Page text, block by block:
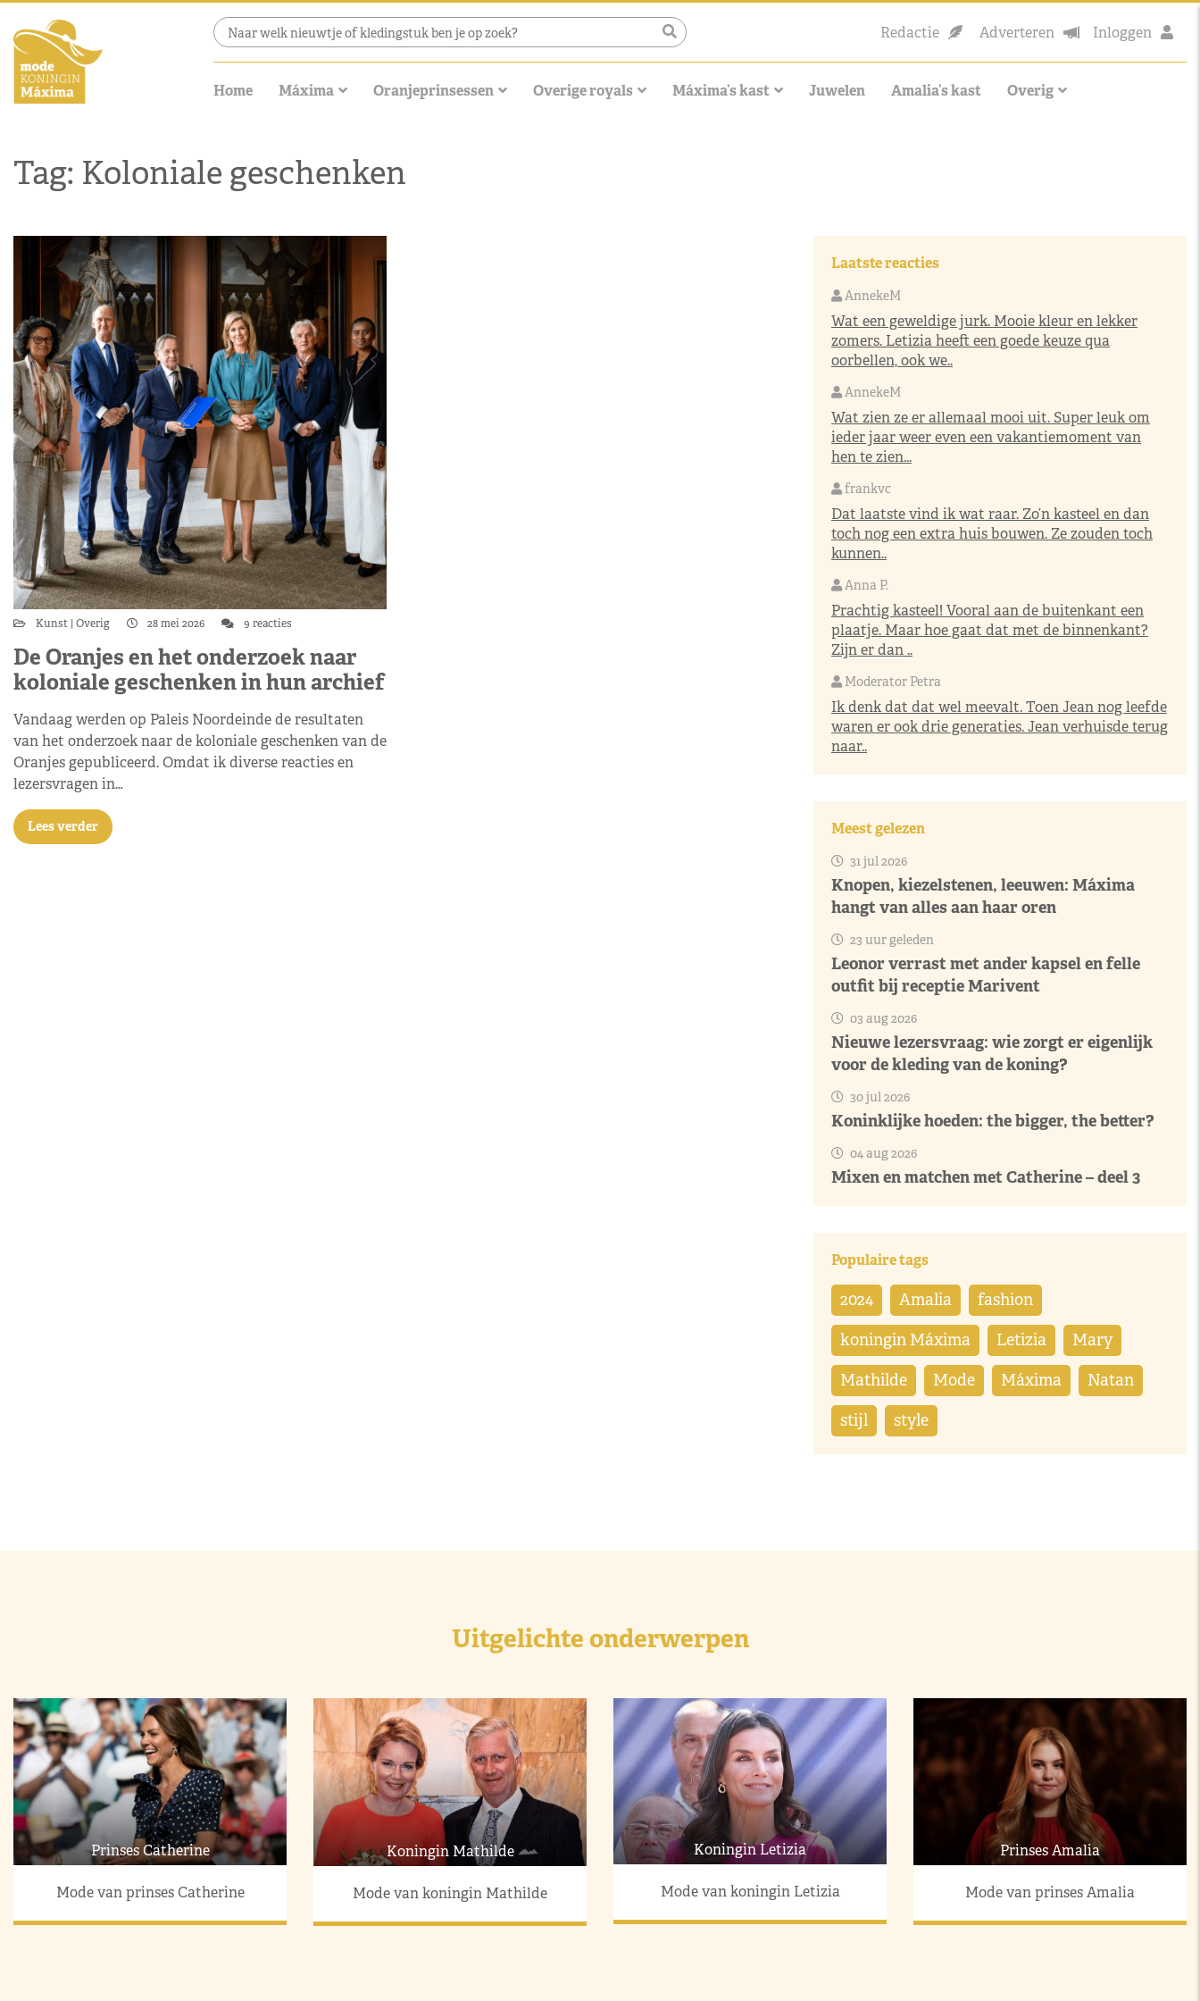
Redactie Adverteren Inloggen
Home Máxima Oranjeprinsessen Overige royals Máxima’s kast Juwelen Amalia’s kast Overig
Tag: Koloniale geschenken
Kunst Overig 28 mei 2026 9 reacties
De Oranjes en het onderzoek naar
koloniale geschenken in hun archief
Vandaag werden op Paleis Noordeinde de resultaten
van het onderzoek naar de koloniale geschenken van de
Oranjes gepubliceerd. Omdat ik diverse reacties en
lezersvragen in…
Lees verder
Laatste reacties
AnnekeM
Wat een geweldige jurk. Mooie kleur en lekker
zomers. Letizia heeft een goede keuze qua
oorbellen, ook we..
AnnekeM
Wat zien ze er allemaal mooi uit. Super leuk om
ieder jaar weer even een vakantiemoment van
hen te zien...
frankvc
Dat laatste vind ik wat raar. Zo’n kasteel en dan
toch nog een extra huis bouwen. Ze zouden toch
kunnen..
Anna P.
Prachtig kasteel! Vooral aan de buitenkant een
plaatje. Maar hoe gaat dat met de binnenkant?
Zijn er dan ..
Moderator Petra
Ik denk dat dat wel meevalt. Toen Jean nog leefde
waren er ook drie generaties. Jean verhuisde terug
naar..
Meest gelezen
31 jul 2026
Knopen, kiezelstenen, leeuwen: Máxima
hangt van alles aan haar oren
23 uur geleden
Leonor verrast met ander kapsel en felle
outfit bij receptie Marivent
03 aug 2026
Nieuwe lezersvraag: wie zorgt er eigenlijk
voor de kleding van de koning?
30 jul 2026
Koninklijke hoeden: the bigger, the better?
04 aug 2026
Mixen en matchen met Catherine – deel 3
Populaire tags
2024 Amalia fashion
koningin Máxima Letizia Mary
Mathilde Mode Máxima Natan
stijl style
Uitgelichte onderwerpen
Prinses Catherine
Mode van prinses Catherine
Koningin Mathilde
Mode van koningin Mathilde
Koningin Letizia
Mode van koningin Letizia
Prinses Amalia
Mode van prinses Amalia